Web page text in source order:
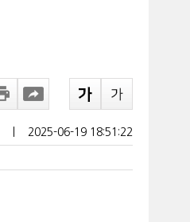
2025-06-19 18:51:22